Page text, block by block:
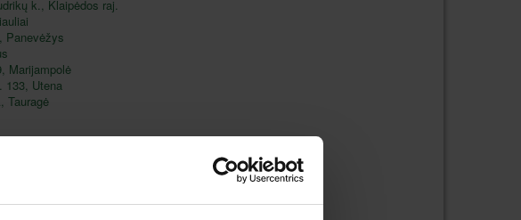
k., Klaipėdos raj.
Panevėžys
Marijampolė
133, Utena
Tauragė